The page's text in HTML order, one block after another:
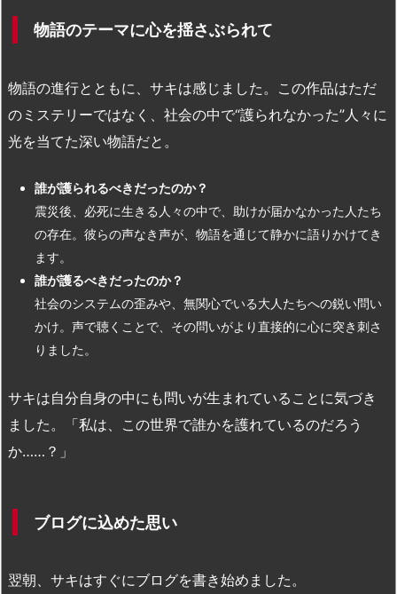
物語のテーマに心を揺さぶられて
物語の進行とともに、サキは感じました。この作品はただ
のミステリーではなく、社会の中で“護られなかった”人々に
光を当てた深い物語だと。
誰が護られるべきだったのか？
震災後、必死に生きる人々の中で、助けが届かなかった人たち
の存在。彼らの声なき声が、物語を通じて静かに語りかけてき
ます。
誰が護るべきだったのか？
社会のシステムの歪みや、無関心でいる大人たちへの鋭い問い
かけ。声で聴くことで、その問いがより直接的に心に突き刺さ
りました。
サキは自分自身の中にも問いが生まれていることに気づき
ました。「私は、この世界で誰かを護れているのだろう
か……？」
ブログに込めた思い
翌朝、サキはすぐにブログを書き始めました。